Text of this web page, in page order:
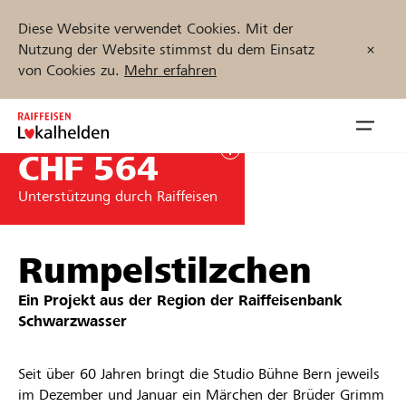
Diese Website verwendet Cookies. Mit der
Nutzung der Website stimmst du dem Einsatz
von Cookies zu. Mehr erfahren
Zum
Inhalt
springen
Hilfe & Support
Projekte und Organisationen finden
CHF 564
Unterstützung durch Raiffeisen
Rumpelstilzchen
Ein Projekt aus der Region der Raiffeisenbank
Schwarzwasser
Seit über 60 Jahren bringt die Studio Bühne Bern jeweils
im Dezember und Januar ein Märchen der Brüder Grimm